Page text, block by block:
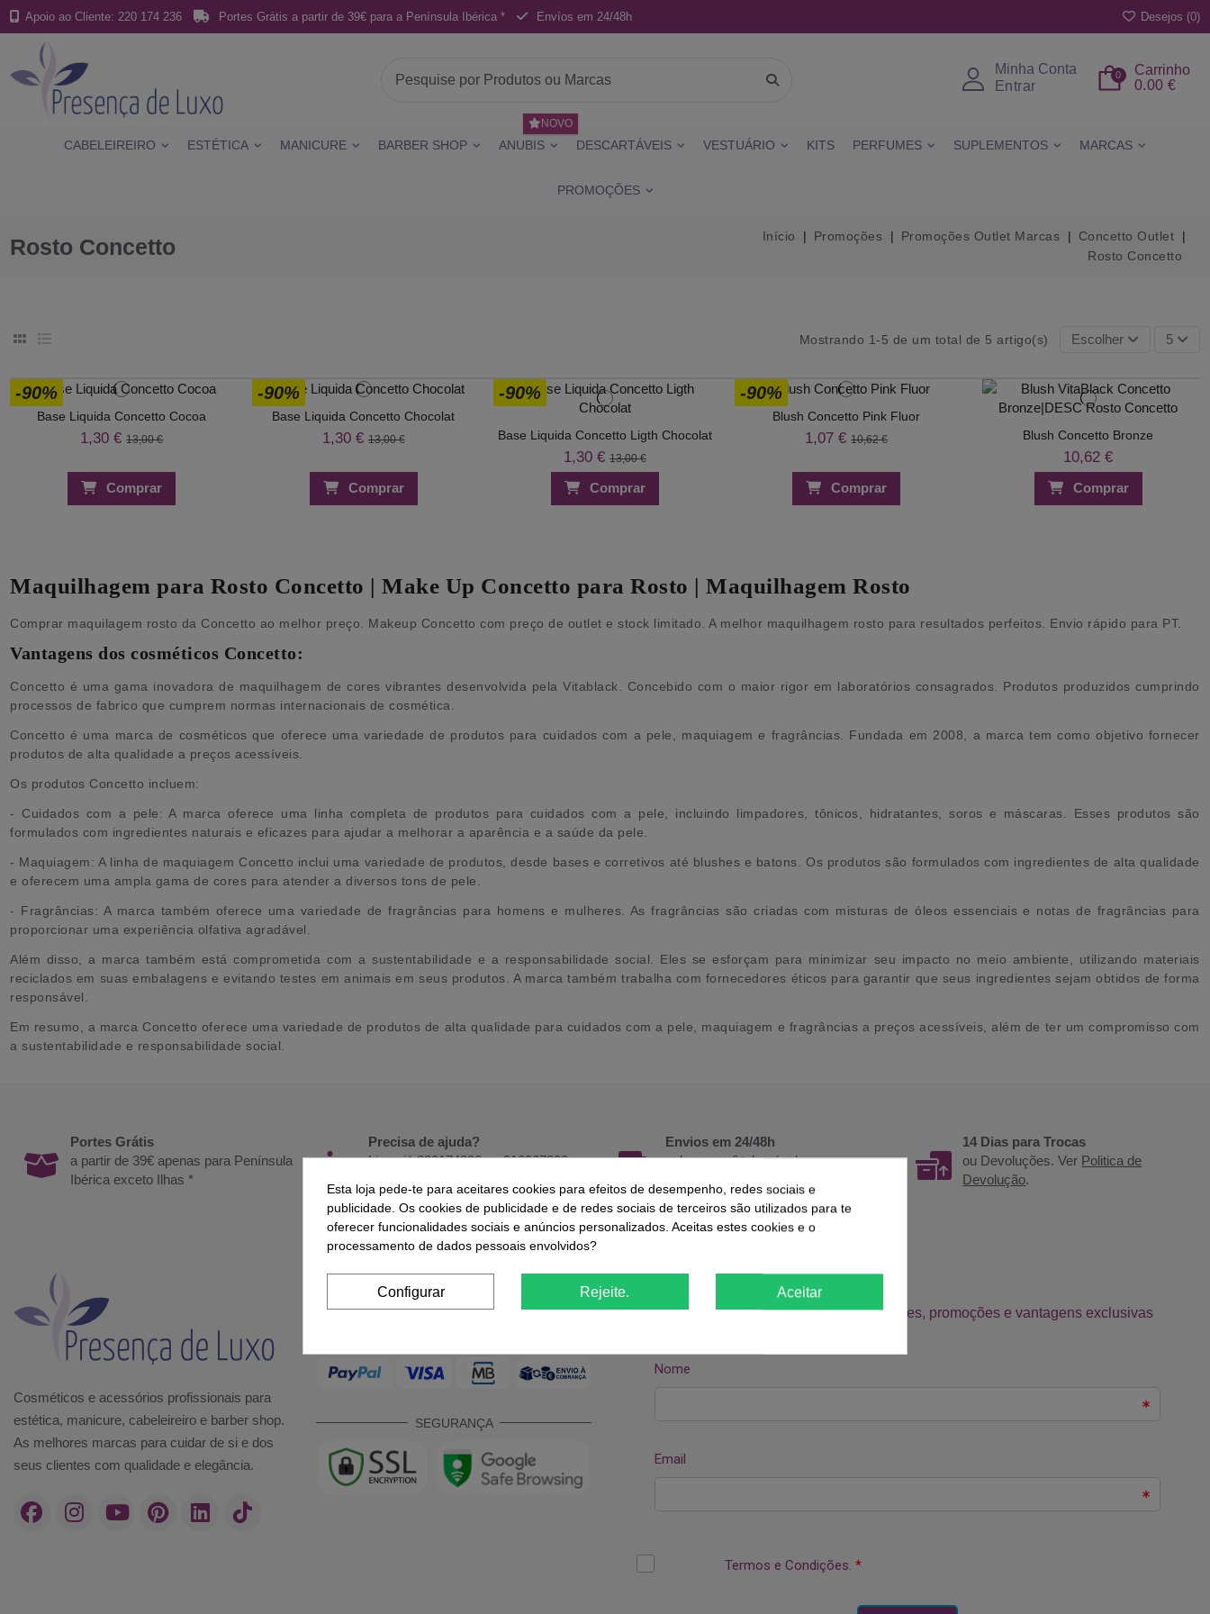
Apoio ao Cliente: 220 174 236 Portes Grátis a partir de 39€ para a Península Ibérica * Envíos em 24/48h Desejos (0)
Minha Conta
Entrar
Carrinho
0
0.00 €
CABELEIREIRO ESTÉTICA MANICURE BARBER SHOP ANUBIS
NOVO
DESCARTÁVEIS VESTUÁRIO KITS PERFUMES SUPLEMENTOS MARCAS
PROMOÇÕES
Rosto Concetto Início Promoções Promoções Outlet Marcas
Concetto Outlet
Rosto Concetto
Mostrando 1-5 de um total de 5 artigo(s) Escolher 5
-90%
Base Liquida Concetto Cocoa
1,30 €13,00 €
Comprar
-90%
Base Liquida Concetto Chocolat
1,30 €13,00 €
Comprar
-90%
Base Liquida Concetto Ligth Chocolat
1,30 € 13,00 €
Comprar
-90%
Blush Concetto Pink Fluor
1,07 €10,62 €
Comprar
Blush Concetto Bronze
10,62 €
Comprar
Maquilhagem para Rosto Concetto | Make Up Concetto para Rosto | Maquilhagem Rosto
Comprar maquilagem rosto da Concetto ao melhor preço. Makeup Concetto com preço de outlet e stock limitado. A melhor maquilhagem rosto para resultados perfeitos. Envio rápido para PT.
Vantagens dos cosméticos Concetto:
Concetto é uma gama inovadora de maquilhagem de cores vibrantes desenvolvida pela Vitablack. Concebido com o maior rigor em laboratórios consagrados. Produtos produzidos cumprindo
processos de fabrico que cumprem normas internacionais de cosmética.
Concetto é uma marca de cosméticos que oferece uma variedade de produtos para cuidados com a pele, maquiagem e fragrâncias. Fundada em 2008, a marca tem como objetivo fornecer
produtos de alta qualidade a preços acessíveis.
Os produtos Concetto incluem:
- Cuidados com a pele: A marca oferece uma linha completa de produtos para cuidados com a pele, incluindo limpadores, tônicos, hidratantes, soros e máscaras. Esses produtos são
formulados com ingredientes naturais e eficazes para ajudar a melhorar a aparência e a saúde da pele.
- Maquiagem: A linha de maquiagem Concetto inclui uma variedade de produtos, desde bases e corretivos até blushes e batons. Os produtos são formulados com ingredientes de alta qualidade
e oferecem uma ampla gama de cores para atender a diversos tons de pele.
- Fragrâncias: A marca também oferece uma variedade de fragrâncias para homens e mulheres. As fragrâncias são criadas com misturas de óleos essenciais e notas de fragrâncias para
proporcionar uma experiência olfativa agradável.
Além disso, a marca também está comprometida com a sustentabilidade e a responsabilidade social. Eles se esforçam para minimizar seu impacto no meio ambiente, utilizando materiais
reciclados em suas embalagens e evitando testes em animais em seus produtos. A marca também trabalha com fornecedores éticos para garantir que seus ingredientes sejam obtidos de forma
responsável.
Em resumo, a marca Concetto oferece uma variedade de produtos de alta qualidade para cuidados com a pele, maquiagem e fragrâncias a preços acessíveis, além de ter um compromisso com
a sustentabilidade e responsabilidade social.
Portes Grátis
a partir de 39€ apenas para Península
Ibérica exceto Ilhas *
Precisa de ajuda?
Ligue já 220174236 ou 916967800
Envios em 24/48h
coloque o nº telemóvel para um
14 Dias para Trocas
ou Devoluções. Ver Politica de
Devolução.
Cosméticos e acessórios profissionais para
estética, manicure, cabeleireiro e barber shop.
As melhores marcas para cuidar de si e dos
seus clientes com qualidade e elegância.
SEGURANÇA
Esta loja pede-te para aceitares cookies para efeitos de desempenho, redes sociais e
publicidade. Os cookies de publicidade e de redes sociais de terceiros são utilizados para te
oferecer funcionalidades sociais e anúncios personalizados. Aceitas estes cookies e o
processamento de dados pessoais envolvidos?
Configurar Rejeite. Aceitar